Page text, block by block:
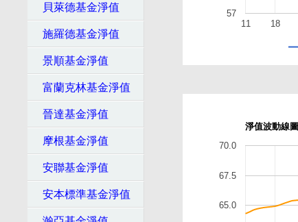
貝萊德基金淨值
施羅德基金淨值
景順基金淨值
富蘭克林基金淨值
晉達基金淨值
摩根基金淨值
安聯基金淨值
安本標準基金淨值
11 18
57
淨值波動線圖
65.0
67.5
70.0